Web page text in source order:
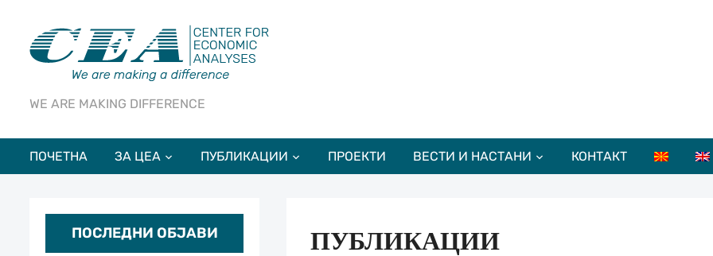
WE ARE MAKING DIFFERENCE
ПОЧЕТНА ЗА ЦЕА ПУБЛИКАЦИИ ПРОЕКТИ ВЕСТИ И НАСТАНИ КОНТАКТ
ПОСЛЕДНИ ОБЈАВИ ПУБЛИКАЦИИ